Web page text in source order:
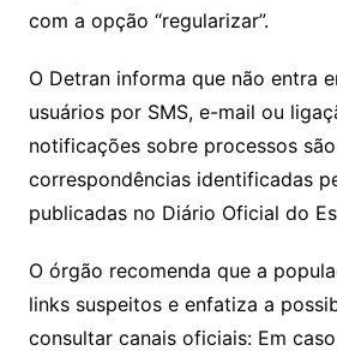
com a opção “regularizar”.
O Detran informa que não entra
usuários por SMS, e-mail ou
notificações sobre processos
correspondências identificadas
publicadas no Diário Oficial do
O órgão recomenda que a
links suspeitos e enfatiza a
consultar canais oficiais: Em